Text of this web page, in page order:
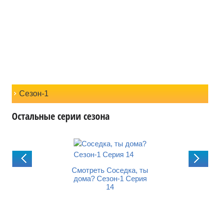
Сезон-1
Остальные серии сезона
Смотреть Соседка, ты
дома? Сезон-1 Серия
14